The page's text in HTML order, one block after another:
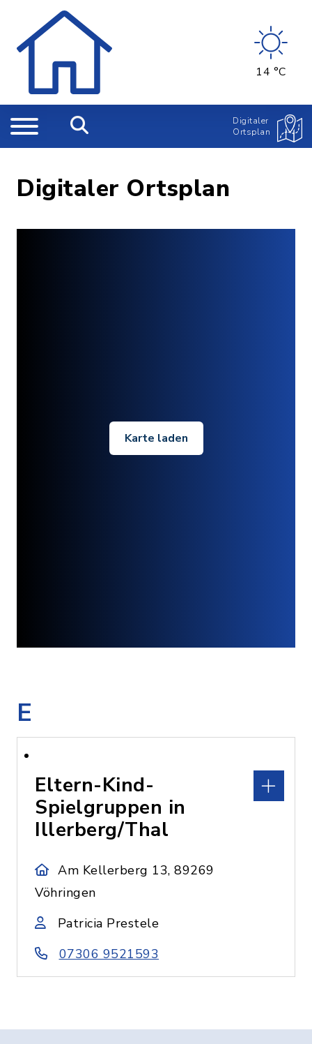
14 °C
Digitaler
Ortsplan
Digitaler Ortsplan
Karte laden
E
Eltern-Kind-
Spielgruppen in
Illerberg/Thal
Am Kellerberg 13, 89269
Vöhringen
Patricia Prestele
07306 9521593